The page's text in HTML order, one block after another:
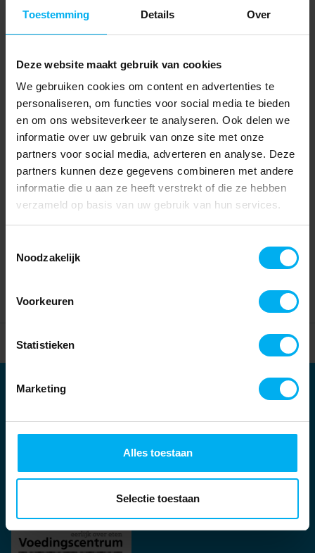
Toestemming Details Over
Deze website maakt gebruik van cookies
We gebruiken cookies om content en advertenties te
personaliseren, om functies voor social media te bieden
en om ons websiteverkeer te analyseren. Ook delen we
informatie over uw gebruik van onze site met onze
partners voor social media, adverteren en analyse. Deze
partners kunnen deze gegevens combineren met andere
informatie die u aan ze heeft verstrekt of die ze hebben
verzameld op basis van uw gebruik van hun services.
Noodzakelijk
Voorkeuren
Statistieken
Marketing
Alles toestaan
Selectie toestaan
Home Partners
Partners
Kernpartners: